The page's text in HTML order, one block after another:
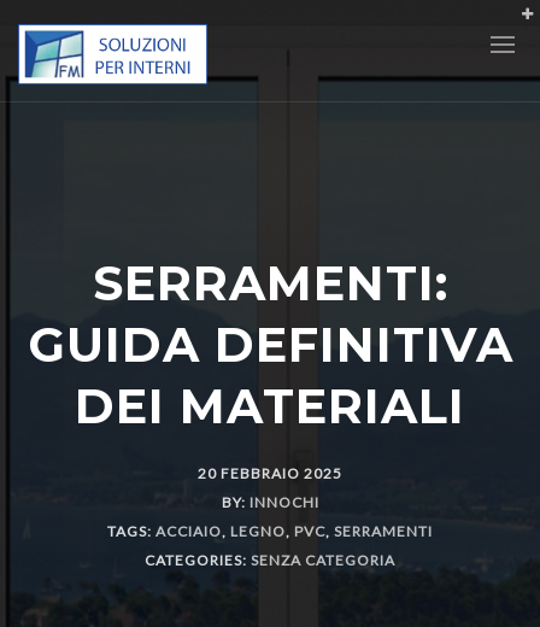
SERRAMENTI:
GUIDA DEFINITIVA
DEI MATERIALI
20 FEBBRAIO 2025
BY: INNOCHI
TAGS: ACCIAIO, LEGNO, PVC, SERRAMENTI
CATEGORIES: SENZA CATEGORIA